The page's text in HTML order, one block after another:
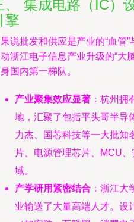
、 集成电路（IC）
擎
说批发和供应是产业的“血管
浙江电子信息产业升级的“大
国内第一梯队。
产业聚集效应显著 ：杭州
地，汇聚了包括平头哥半导
力杰、国芯科技等一大批知
片、电源管理芯片、MCU
域。
产学研用紧密结合 ：浙江
业输送了大量高端人才。设